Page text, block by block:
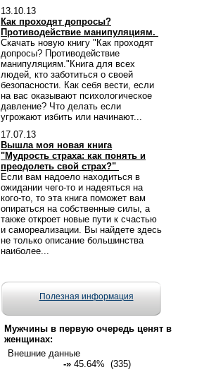
13.10.13
Как проходят допросы?
Противодействие манипуляциям.
Скачать новую книгу "Как проходят
допросы? Противодействие
манипуляциям."Книга для всех
людей, кто заботиться о своей
безопасности. Как себя вести, если
на вас оказывают психологическое
давление? Что делать если
угрожают избить или начинают...
17.07.13
Вышла моя новая книга
"Мудрость страха: как понять и
преодолеть свой страх?"
Если вам надоело находиться в
ожидании чего-то и надеяться на
кого-то, то эта книга поможет вам
опираться на собственные силы, а
также откроет новые пути к счастью
и самореализации. Вы найдете здесь
не только описание большинства
наиболее...
Полезная информация
Мужчины в первую очередь ценят в
женщинах:
Внешние данные
-» 45.64% (335)